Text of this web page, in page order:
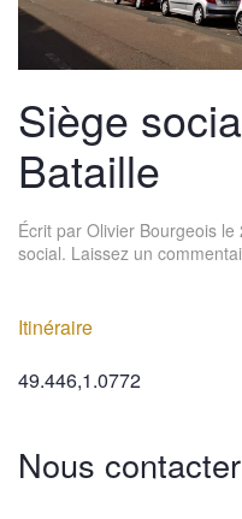
Siège
Bataille
Écrit par Olivier Bourgeois le
social. Laissez un
Itinéraire
49.446,1.0772
Nous contacter